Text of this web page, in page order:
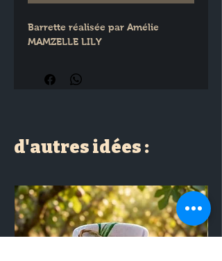
Barrette réalisée par Amélie
MAMZELLE LILY
d'autres idées :